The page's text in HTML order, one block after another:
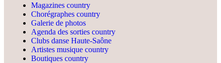
Magazines country
Chorégraphes country
Galerie de photos
Agenda des sorties country
Clubs danse Haute-Saône
Artistes musique country
Boutiques country